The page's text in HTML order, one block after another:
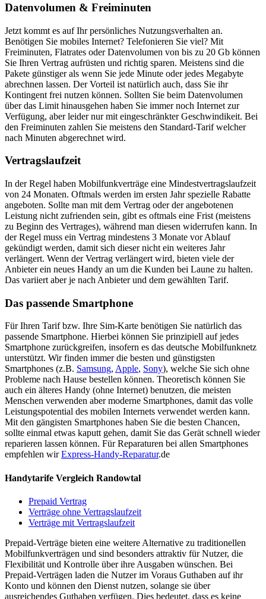
Datenvolumen & Freiminuten
Jetzt kommt es auf Ihr persönliches Nutzungsverhalten an.
Benötigen Sie mobiles Internet? Telefonieren Sie viel? Mit
Freiminuten, Flatrates oder Datenvolumen von bis zu 20 Gb können
Sie Ihren Vertrag aufrüsten und richtig sparen. Meistens sind die
Pakete günstiger als wenn Sie jede Minute oder jedes Megabyte
abrechnen lassen. Der Vorteil ist natürlich auch, dass Sie ihr
Kontingent frei nutzen können. Sollten Sie beim Datenvolumen
über das Limit hinausgehen haben Sie immer noch Internet zur
Verfügung, aber leider nur mit eingeschränkter Geschwindikeit. Bei
den Freiminuten zahlen Sie meistens den Standard-Tarif welcher
nach Minuten abgerechnet wird.
Vertragslaufzeit
In der Regel haben Mobilfunkverträge eine Mindestvertragslaufzeit
von 24 Monaten. Oftmals werden im ersten Jahr spezielle Rabatte
angeboten. Sollte man mit dem Vertrag oder der angebotenen
Leistung nicht zufrienden sein, gibt es oftmals eine Frist (meistens
zu Beginn des Vertrages), während man diesen widerrufen kann. In
der Regel muss ein Vertrag mindestens 3 Monate vor Ablauf
gekündigt werden, damit sich dieser nicht ein weiteres Jahr
verlängert. Wenn der Vertrag verlängert wird, bieten viele der
Anbieter ein neues Handy an um die Kunden bei Laune zu halten.
Das variiert aber je nach Anbieter und dem gewählten Tarif.
Das passende Smartphone
Für Ihren Tarif bzw. Ihre Sim-Karte benötigen Sie natürlich das
passende Smartphone. Hierbei können Sie prinzipiell auf jedes
Smartphone zurückgreifen, insofern es das deutsche Mobilfunknetz
unterstützt. Wir finden immer die besten und günstigsten
Smartphones (z.B. Samsung, Apple, Sony), welche Sie sich ohne
Probleme nach Hause bestellen können. Theoretisch können Sie
auch ein älteres Handy (ohne Internet) benutzen, die meisten
Menschen verwenden aber moderne Smartphones, damit das volle
Leistungspotential des mobilen Internets verwendet werden kann.
Mit den gängisten Smartphones haben Sie die besten Chancen,
sollte einmal etwas kaputt gehen, damit Sie das Gerät schnell wieder
reparieren lassen können. Für Reparaturen bei allen Smartphones
empfehlen wirExpress-Handy-Reparatur.de
Handytarife Vergleich Randowtal
Prepaid Vertrag
Verträge ohne Vertragslaufzeit
Verträge mit Vertragslaufzeit
Prepaid-Verträge bieten eine weitere Alternative zu traditionellen
Mobilfunkverträgen und sind besonders attraktiv für Nutzer, die
Flexibilität und Kontrolle über ihre Ausgaben wünschen. Bei
Prepaid-Verträgen laden die Nutzer im Voraus Guthaben auf ihr
Konto und können den Dienst nutzen, solange sie über
ausreichendes Guthaben verfügen. Dies bedeutet, dass es keine